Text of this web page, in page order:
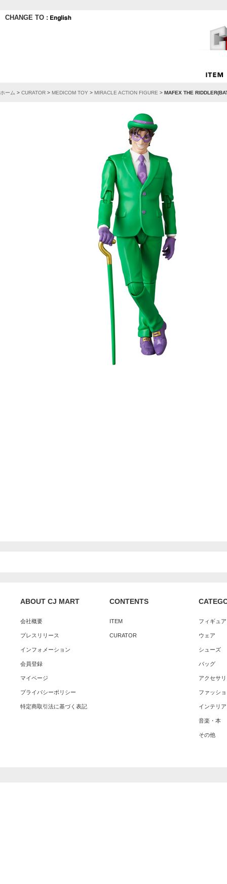
CHANGE TO :
ホーム > CURATOR > MEDICOM TOY > MIRACLE ACTION FIGURE > MAFEX THE
ABOUT CJ MART
会社概要
プレスリリース
インフォメーション
会員登録
マイページ
プライバシーポリシー
特定商取引法に基づく表記
CONTENTS
ITEM
CURATOR
フィギュ
ウェア
シューズ
バッグ
アクセサ
ファッシ
インテリア
音楽・本
その他